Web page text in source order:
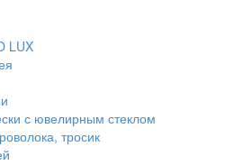
LUX
с ювелирным стеклом
тросик